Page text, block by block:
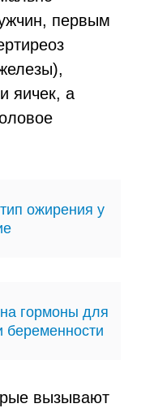
первым
яичек, а
ожирения у
гормоны для
беременности
вызывают